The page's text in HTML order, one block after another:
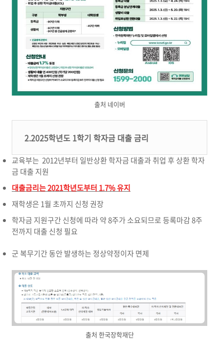
출처 네이버
2.2025학년도 1학기 학자금 대출 금리
교육부는 2012년부터 일반상환 학자금 대출과 취업 후 상환 학자
금 대출 지원
대출금리는 2021학년도부터 1.7% 유지
재학생은 1월 초까지 신청 권장
학자금 지원구간 신청에 따라 약 8주가 소요되므로 등록마감 8주
전까지 대출 신청 필요
군 복무기간 동안 발생하는 정상약정이자 면제
출처 한국장학재단